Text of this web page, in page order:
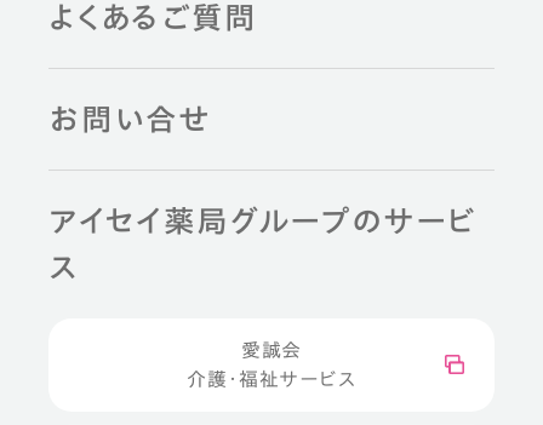
よくあるご質問
お問い合せ
アイセイ薬局グループのサービ
ス
愛誠会
介護・福祉サービス